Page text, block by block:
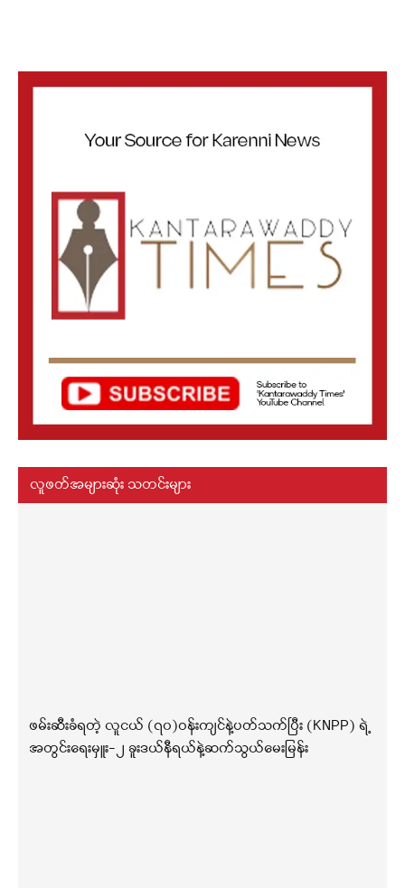
လူဖတ်အများဆုံး သတင်းများ
ဖမ်းဆီးခံရတဲ့ လူငယ် (၇၀)ဝန်းကျင်နဲ့ပတ်သက်ပြီး (KNPP) ရဲ့
အတွင်းရေးမှူး-၂ ခူးဒယ်နီရယ်နဲ့ဆက်သွယ်မေးမြန်း